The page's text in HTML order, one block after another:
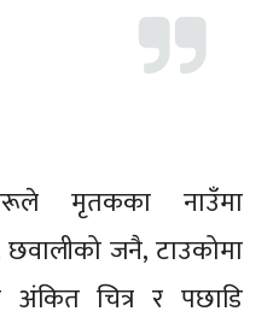
मृतकका नाउँमा
जनै, टाउकोमा
अंकित चित्र र पछाडि